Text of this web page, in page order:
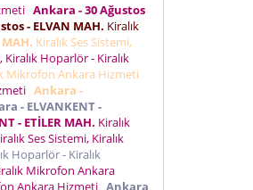
Ankara - 30 Ağustos
- ELVAN MAH. Kiralık
Kiralık Ses Sistemi,
Kiralık Hoparlör - Kiralık
Mikrofon Ankara Hizmeti
Ankara -
- ELVANKENT -
- ETİLER MAH. Kiralık
Ses Sistemi, Kiralık
Hoparlör - Kiralık
Mikrofon Ankara
Ankara Hizmeti Ankara